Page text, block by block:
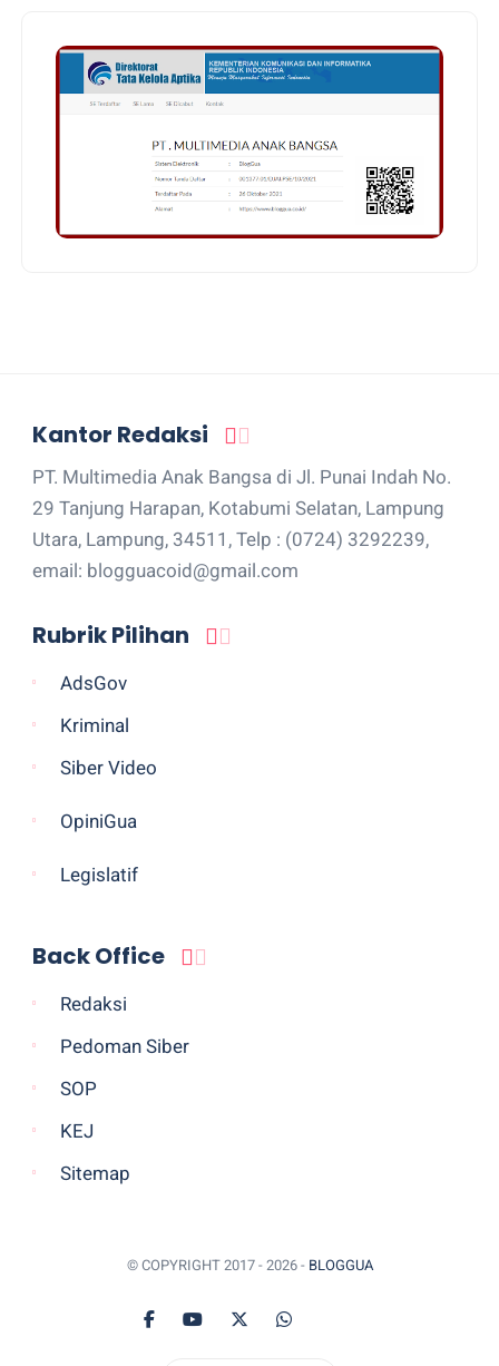
Kantor Redaksi
PT. Multimedia Anak Bangsa di Jl. Punai Indah No.
29 Tanjung Harapan, Kotabumi Selatan, Lampung
Utara, Lampung, 34511, Telp : (0724) 3292239,
email: blogguacoid@gmail.com
Rubrik Pilihan
AdsGov
Kriminal
Siber Video
OpiniGua
Legislatif
Back Office
Redaksi
Pedoman Siber
SOP
KEJ
Sitemap
© COPYRIGHT 2017 - 2026 - BLOGGUA